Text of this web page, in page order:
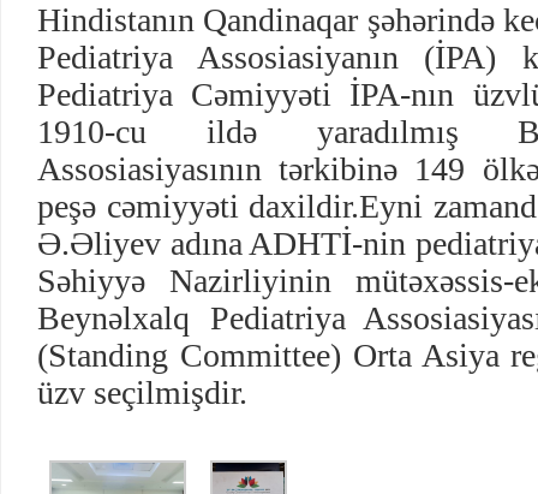
Hindistanın Qandinaqar şəhərində
Pediatriya Assosiasiyanın (İPA)
Pediatriya Cəmiyyəti İPA-nın
1910-cu ildə yaradılmış
Assosiasiyasının tərkibinə 149
peşə cəmiyyəti daxildir.Eyni
Ə.Əliyev adına ADHTİ-nin pediatriya
Səhiyyə Nazirliyinin mütəxəssis-
Beynəlxalq Pediatriya
(Standing Committee) Orta Asiya
üzv seçilmişdir.